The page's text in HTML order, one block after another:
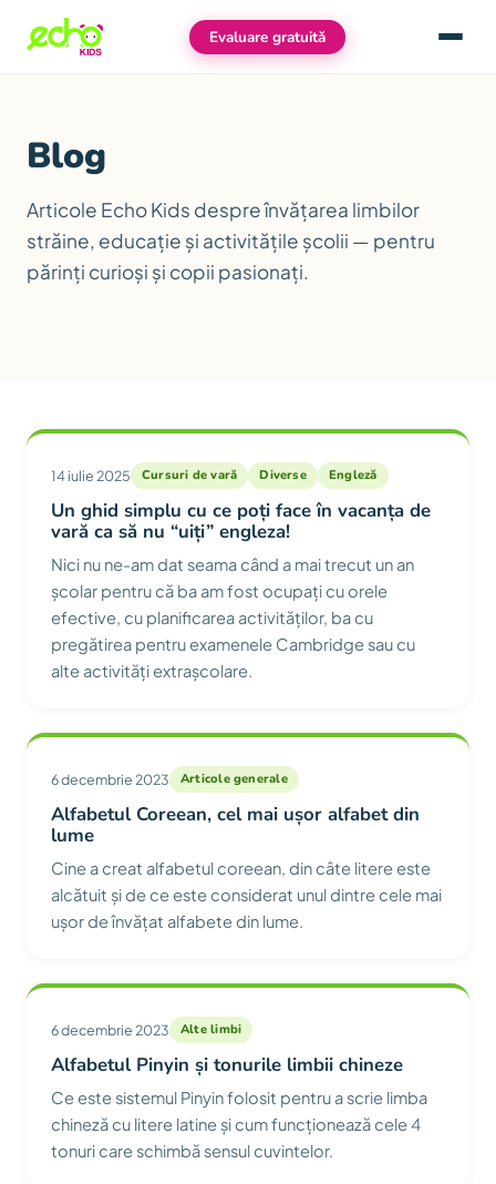
Evaluare gratuită Meniu
Blog
Articole Echo Kids despre învățarea limbilor
străine, educație și activitățile școlii — pentru
părinți curioși și copii pasionați.
Articole
14 iulie 2025 Cursuri de vară Diverse Engleză
Un ghid simplu cu ce poți face în vacanța de
vară ca să nu “uiți” engleza!
Nici nu ne-am dat seama când a mai trecut un an
școlar pentru că ba am fost ocupați cu orele
efective, cu planificarea activităților, ba cu
pregătirea pentru examenele Cambridge sau cu
alte activități extrașcolare.
6 decembrie 2023 Articole generale
Alfabetul Coreean, cel mai ușor alfabet din
lume
Cine a creat alfabetul coreean, din câte litere este
alcătuit și de ce este considerat unul dintre cele mai
ușor de învățat alfabete din lume.
6 decembrie 2023 Alte limbi
Alfabetul Pinyin și tonurile limbii chineze
Ce este sistemul Pinyin folosit pentru a scrie limba
chineză cu litere latine și cum funcționează cele 4
tonuri care schimbă sensul cuvintelor.